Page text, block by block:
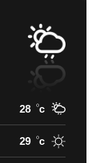
28 c
29 c